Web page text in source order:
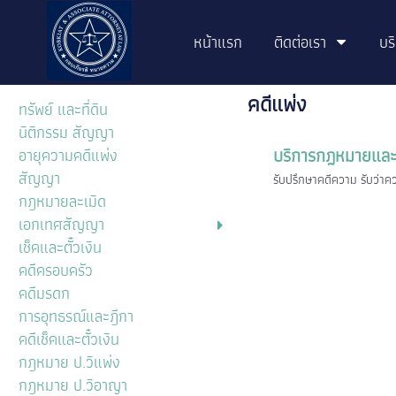
หน้าแรก ติดต่อเรา บ
ทรัพย์ และที่ดิน
นิติกรรม สัญญา
อายุความคดีแพ่ง
สัญญา
กฎหมายละเมิด
เอกเทศสัญญา
เช็คและตั๋วเงิน
คดีครอบครัว
คดีมรดก
การอุทธรณ์และฎีกา
คดีเช็คและตั๋วเงิน
กฎหมาย ป.วิแพ่ง
กฎหมาย ป.วิอาญา
คดีแพ่ง
บริการกฎหมายแ
รับปรึกษาคดีความ รับว่า